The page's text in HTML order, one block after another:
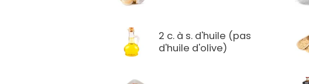
2 c. à s. d'huile (pas
d'huile d'olive)